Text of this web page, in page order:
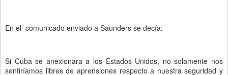
En el comunicado enviado a Saunders se decía:
Si Cuba se anexionara a los Estados Unidos, no solamente nos
sentiríamos libres de aprensiones respecto a nuestra seguridad y